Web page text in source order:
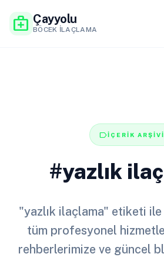
medical_services Çayyolu
BÖCEK İLAÇLAMA
labelİÇERİK ARŞİVİ
#yazlık
"yazlık ilaçlama" etiketi
tüm profesyonel
rehberlerimize ve güncel